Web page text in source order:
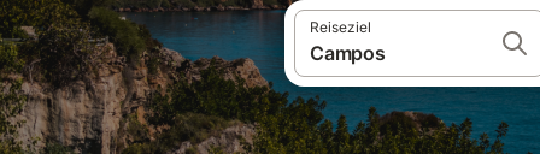
Reiseziel